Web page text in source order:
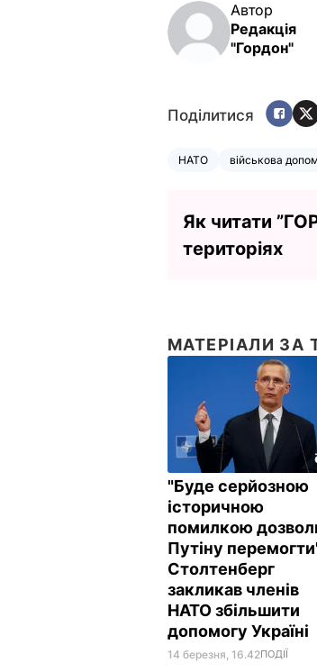
Автор
Редакція
"Гордон"
Поділитися
НАТО військова
Як читати
територіях
МАТЕРІАЛИ ЗА
"Буде серйозною
історичною
помилкою
Путіну
Столтенберг
закликав членів
НАТО збільшити
допомогу Україні
14 березня, 16.42ПОДІЇ